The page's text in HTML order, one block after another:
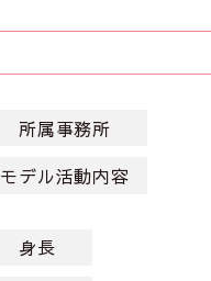
所属事務所
モデル活動内容
身長